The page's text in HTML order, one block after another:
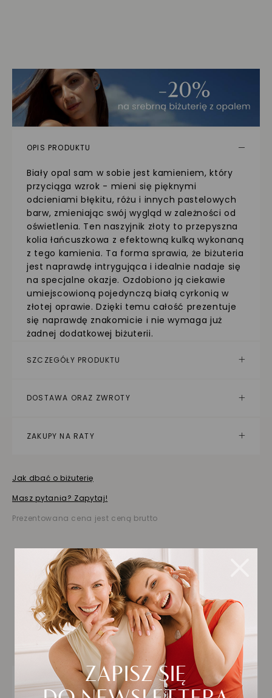
OPIS PRODUKTU
Biały opal sam w sobie jest kamieniem, który
przyciąga wzrok - mieni się pięknymi
odcieniami błękitu, różu i innych pastelowych
barw, zmieniając swój wygląd w zależności od
oświetlenia. Ten naszyjnik złoty to przepyszna
kolia łańcuszkowa z efektowną kulką wykonaną
z tego kamienia. Ta forma sprawia, że biżuteria
jest naprawdę intrygująca i idealnie nadaje się
na specjalne okazje. Ozdobiono ją ciekawie
umiejscowioną pojedynczą białą cyrkonią w
złotej oprawie. Dzięki temu całość prezentuje
się naprawdę znakomicie i nie wymaga już
żadnej dodatkowej biżuterii.
SZCZEGÓŁY PRODUKTU
DOSTAWA ORAZ ZWROTY
ZAKUPY NA RATY
Jak dbać o biżuterię
Masz pytania? Zapytaj!
Prezentowana cena jest ceną brutto
Biżuteria wybrana dla
Ciebie